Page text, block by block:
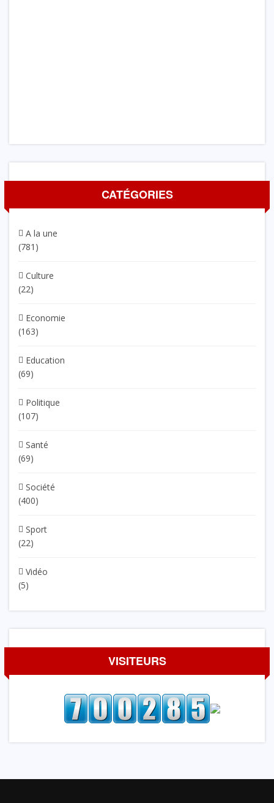
CATÉGORIES
A la une
(781)
Culture
(22)
Economie
(163)
Education
(69)
Politique
(107)
Santé
(69)
Société
(400)
Sport
(22)
Vidéo
(5)
VISITEURS